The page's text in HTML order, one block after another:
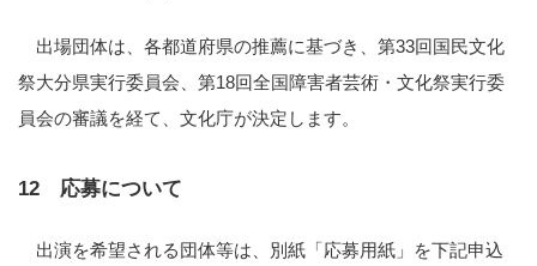
出場団体は、各都道府県の推薦に基づき、第33回国民文化
祭大分県実行委員会、第18回全国障害者芸術・文化祭実行委
員会の審議を経て、文化庁が決定します。
12 応募について
出演を希望される団体等は、別紙「応募用紙」を下記申込